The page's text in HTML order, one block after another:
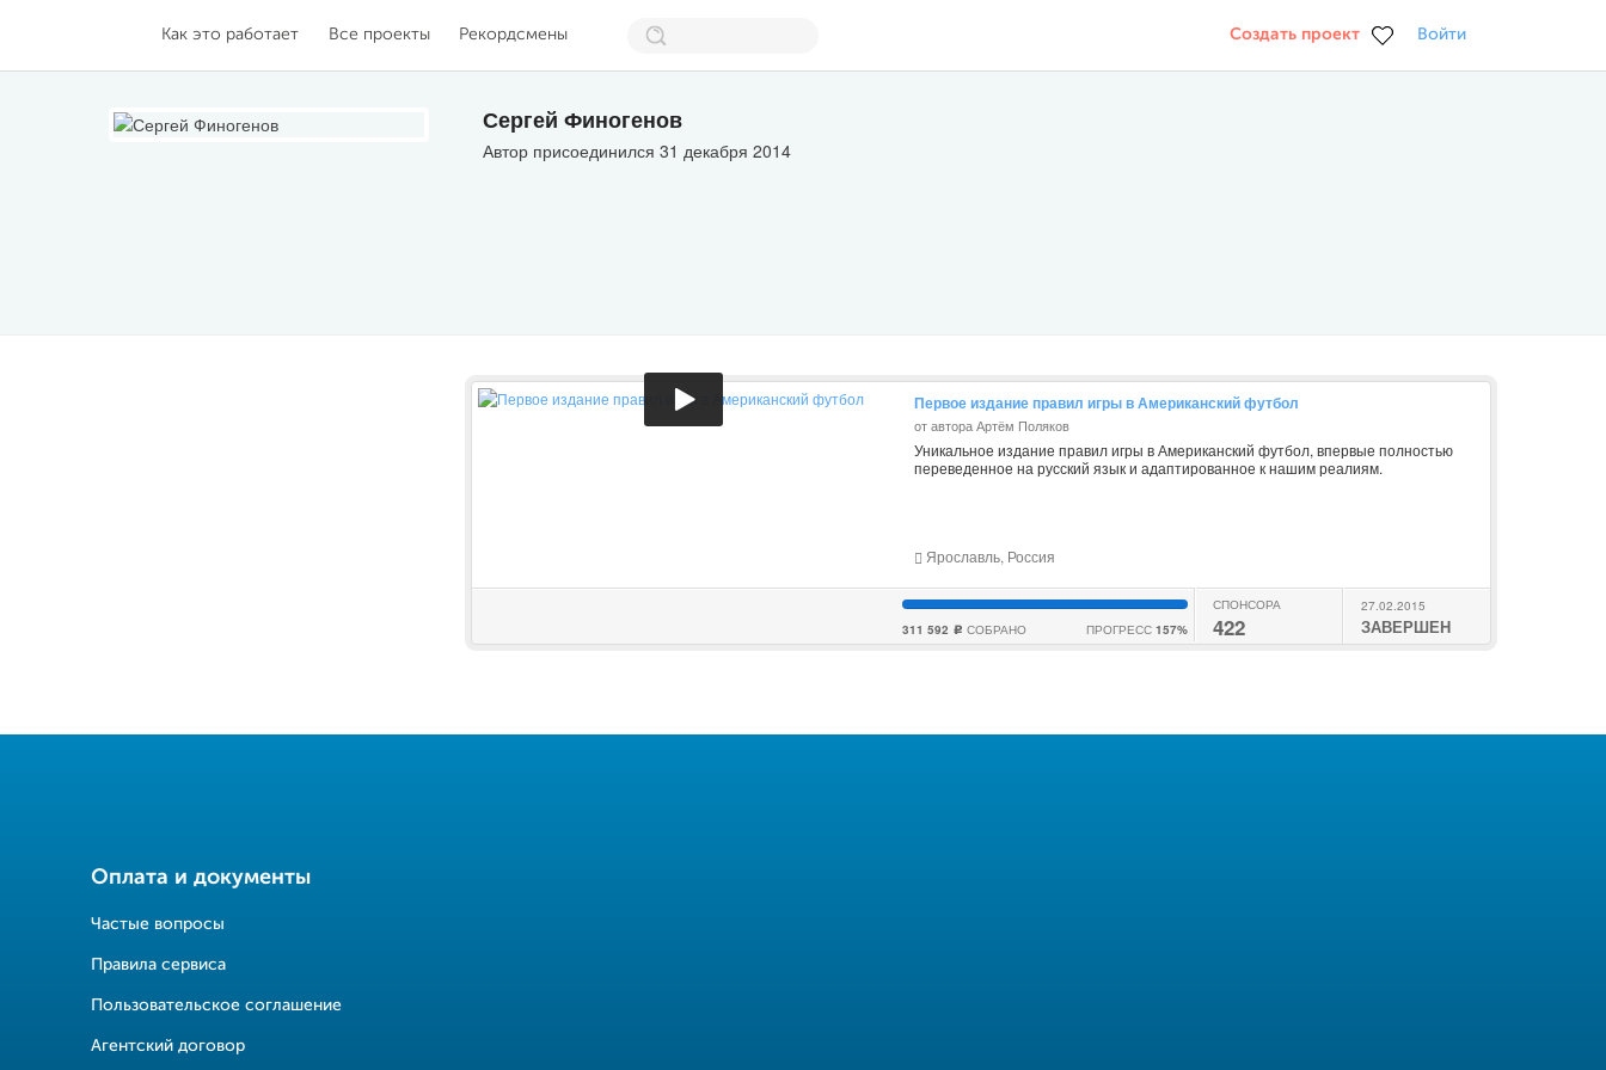
Как это работает Все проекты Рекордсмены Создать проект Войти
Сергей Финогенов
Автор присоединился 31 декабря 2014
Первое издание правил игры в Американский футбол
от автора Артём Поляков
Уникальное издание правил игры в Американский футбол, впервые полностью
переведенное на русский язык и адаптированное к нашим реалиям.
Ярославль, Россия
311 592 c СОБРАНО ПРОГРЕСС 157%
СПОНСОРА
422
27.02.2015
ЗАВЕРШЕН
Оплата и документы
Частые вопросы
Правила сервиса
Пользовательское соглашение
Агентский договор